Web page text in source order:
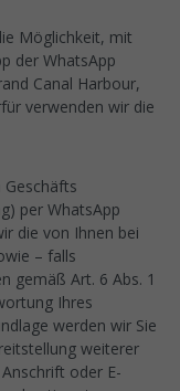
Möglichkeit, mit
der WhatsApp
Canal Harbour,
verwenden wir die
Geschäfts
per WhatsApp
die von Ihnen bei
– falls
gemäß Art. 6 Abs. 1
Ihres
werden wir Sie
weiterer
oder E-